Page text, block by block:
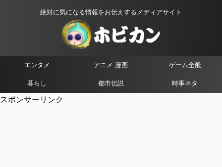
絶対に気になる情報をお伝えするメディアサイト
エンタメ アニメ 漫画 ゲーム全般
暮らし 都市伝説 時事ネタ
スポンサーリンク